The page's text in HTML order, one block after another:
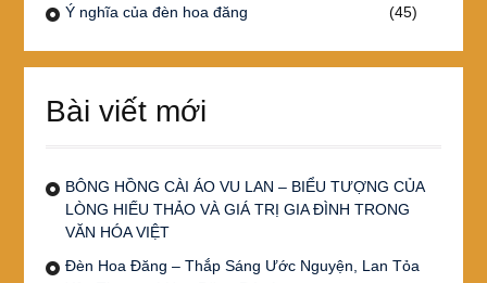
Ý nghĩa của đèn hoa đăng
(45)
Bài viết mới
BÔNG HỒNG CÀI ÁO VU LAN – BIỂU TƯỢNG CỦA
LÒNG HIẾU THẢO VÀ GIÁ TRỊ GIA ĐÌNH TRONG
VĂN HÓA VIỆT
Đèn Hoa Đăng – Thắp Sáng Ước Nguyện, Lan Tỏa